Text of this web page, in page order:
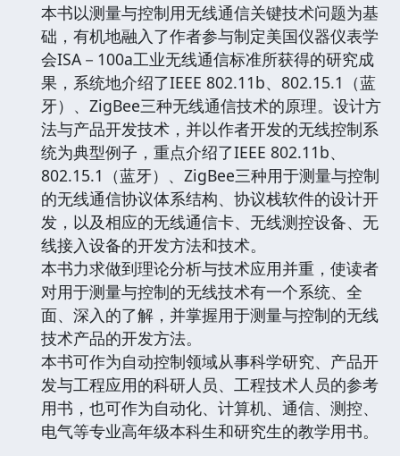
本书以测量与控制用无线通信关键技术问题为基
础，有机地融入了作者参与制定美国仪器仪表学
会ISA－100a工业无线通信标准所获得的研究成
果，系统地介绍了IEEE 802.11b、802.15.1（蓝
牙）、ZigBee三种无线通信技术的原理。设计方
法与产品开发技术，并以作者开发的无线控制系
统为典型例子，重点介绍了IEEE 802.11b、
802.15.1（蓝牙）、ZigBee三种用于测量与控制
的无线通信协议体系结构、协议栈软件的设计开
发，以及相应的无线通信卡、无线测控设备、无
线接入设备的开发方法和技术。
本书力求做到理论分析与技术应用并重，使读者
对用于测量与控制的无线技术有一个系统、全
面、深入的了解，并掌握用于测量与控制的无线
技术产品的开发方法。
本书可作为自动控制领域从事科学研究、产品开
发与工程应用的科研人员、工程技术人员的参考
用书，也可作为自动化、计算机、通信、测控、
电气等专业高年级本科生和研究生的教学用书。